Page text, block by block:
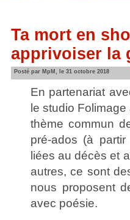
Ta mort en
apprivoiser la
Posté par MpM, le 31 octobre 2018
En partenariat
le studio
thème commun
pré-ados (à
liées au décès et
autres, ce sont
nous proposent
avec poésie.